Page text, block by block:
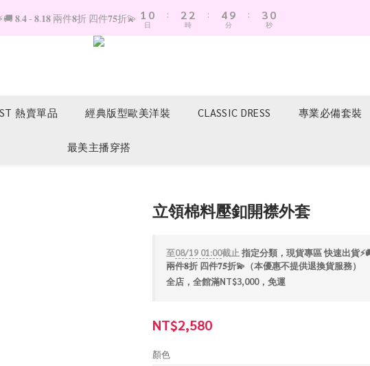
𝟖.𝟒 - 𝟖.𝟏𝟖 兩件𝟖折 四件𝟕𝟓折💫 1
0
0
日
:
2
1
2
1
時
:
4
3
9
8
2
分
:
2
1
9
8
秒
熱賣單品 經典版型歐美洋裝 CLASSIC DRESS 專業必備套裝
最美主播穿搭
立領棉料壓釦開襟外套
至08/19 01:00截止 指定分類，現貨專區 快速出貨
兩件𝟖折 四件𝟕𝟓折💫（本優惠不提供退換貨服務）
全店，全館滿NT$3,000，免運
NT$2,580
顏色